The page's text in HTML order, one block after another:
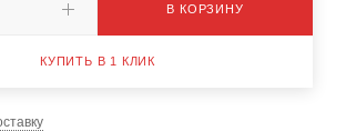
В КОРЗИНУ
КУПИТЬ В 1 КЛИК